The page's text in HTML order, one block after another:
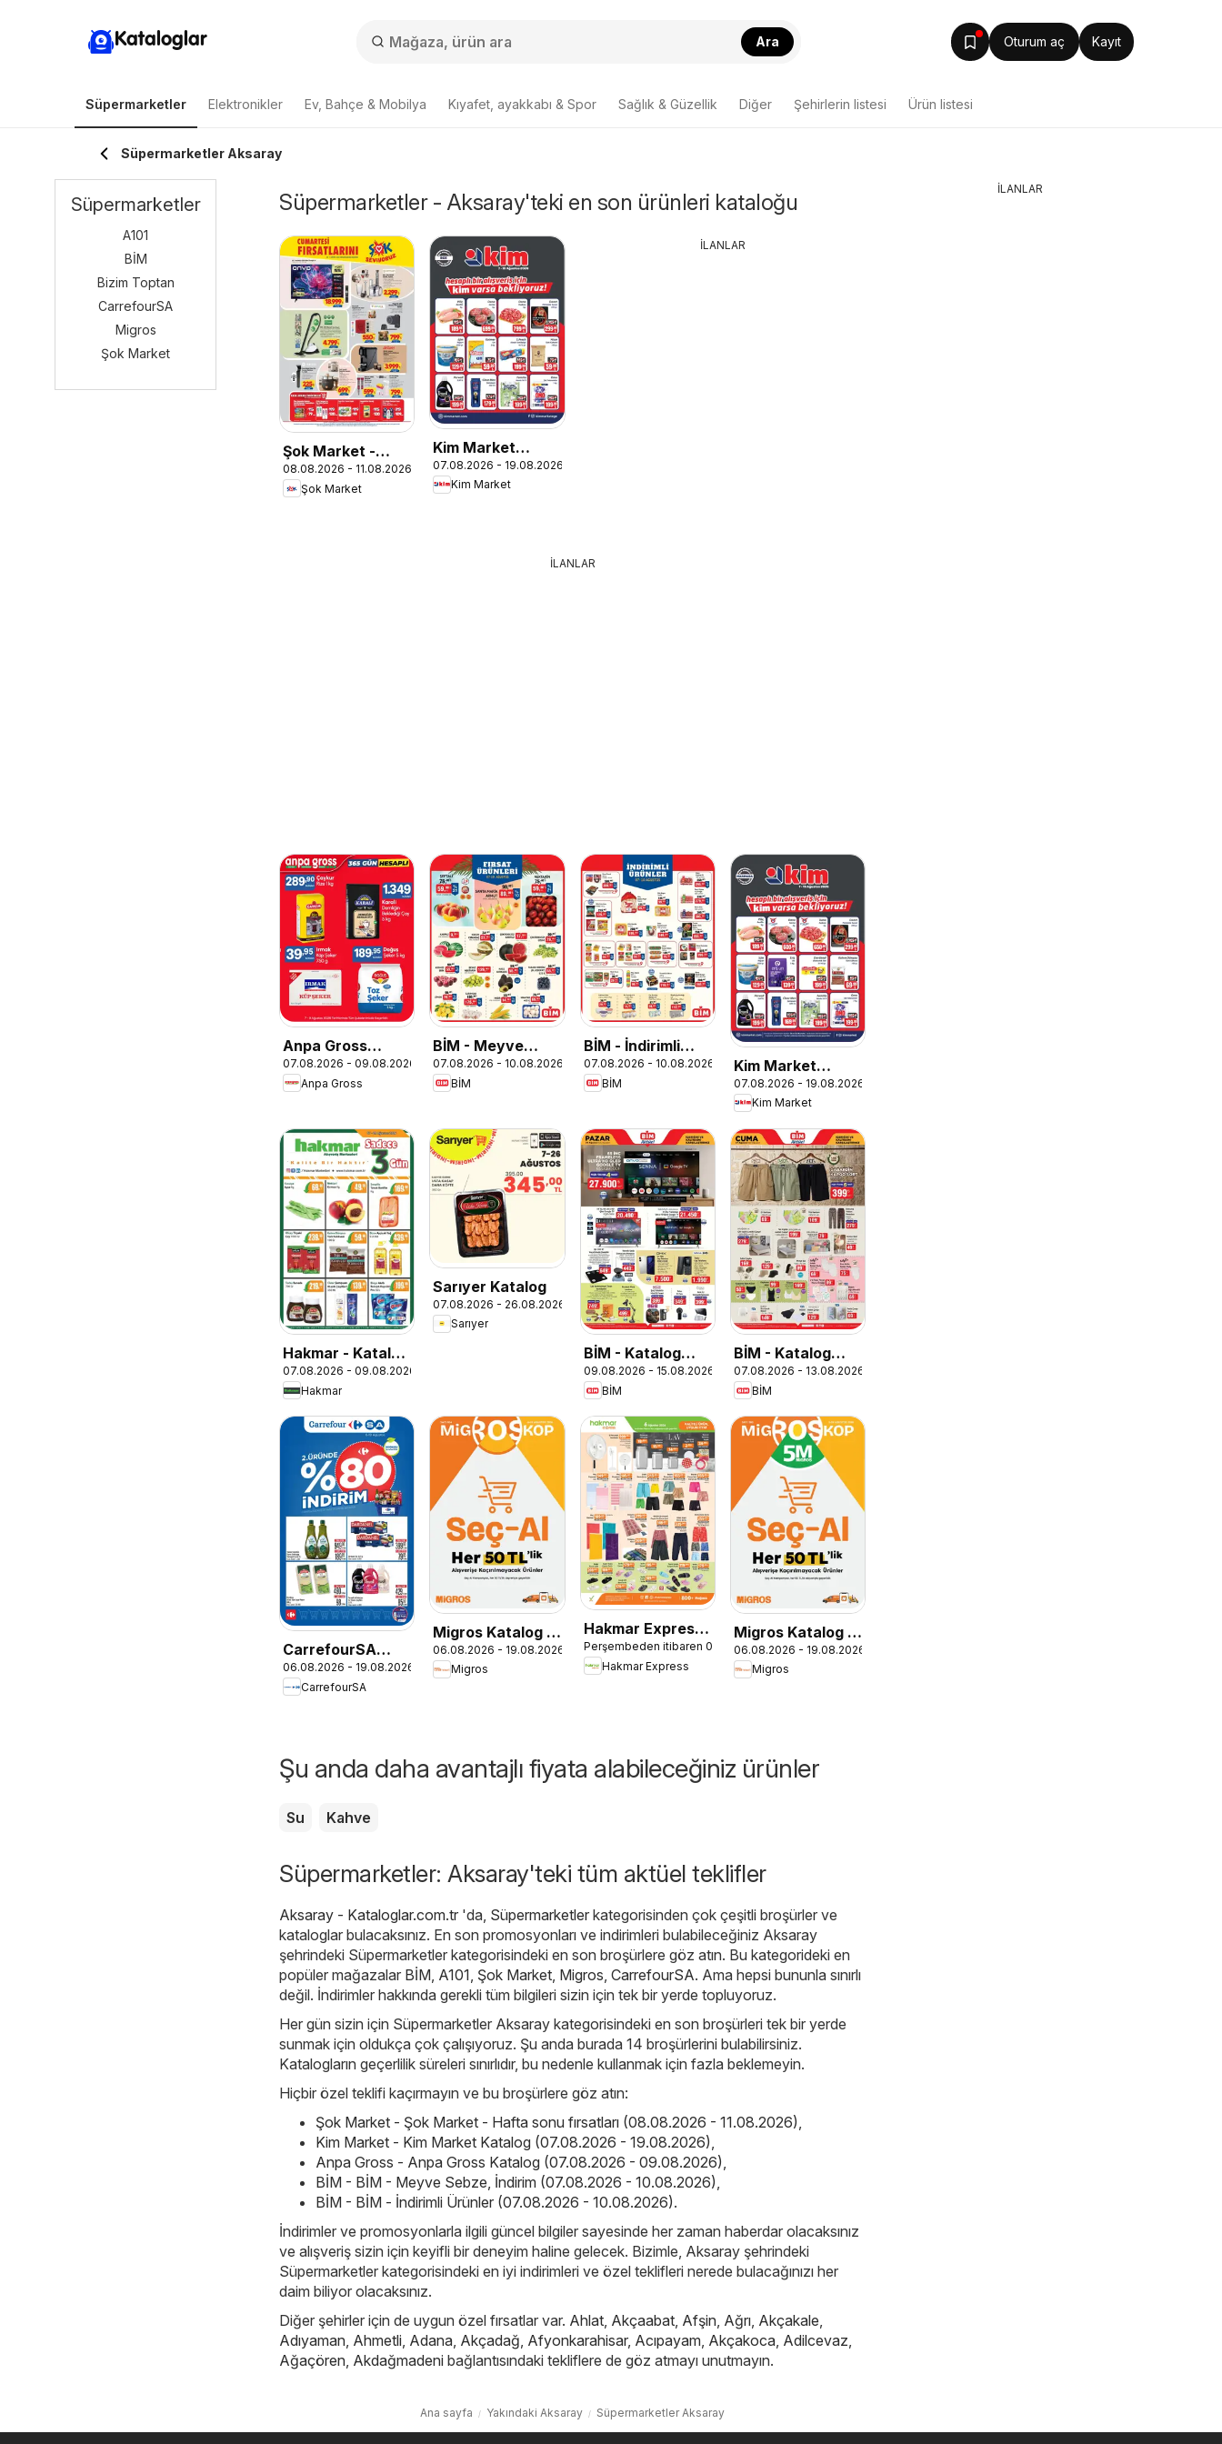
Kataloglar Ara Oturum aç Kayıt
Süpermarketler Elektronikler Ev, Bahçe & Mobilya Kıyafet, ayakkabı & Spor Sağlık & Güzellik Diğer Şehirlerin listesi Ürün listesi
Süpermarketler Aksaray
Süpermarketler - Aksaray'teki en son ürünleri kataloğu
Şok Market -
Hafta sonu
fırsatları
08.08.2026 - 11.08.2026
Şok Market
Kim Market
Katalog
07.08.2026 - 19.08.2026
Kim Market
İLANLAR
İLANLAR
Anpa Gross
Katalog
07.08.2026 - 09.08.2026
Anpa Gross
BİM - Meyve
Sebze, İndirim
07.08.2026 - 10.08.2026
BİM
BİM - İndirimli
Ürünler
07.08.2026 - 10.08.2026
BİM
Kim Market
Katalog -
Marmara Insert
07.08.2026 - 19.08.2026
Kim Market
Hakmar - Katalog
Sadece 3 Gün
07.08.2026 - 09.08.2026
Hakmar
Sarıyer Katalog
07.08.2026 - 26.08.2026
Sarıyer
BİM - Katalog
Pazar
09.08.2026 - 15.08.2026
BİM
BİM - Katalog
Cuma
07.08.2026 - 13.08.2026
BİM
CarrefourSA
Katalog
06.08.2026 - 19.08.2026
CarrefourSA
Migros Katalog -
Migroskop
06.08.2026 - 19.08.2026
Migros
Hakmar Express
- Perşembe
Aktüel Ürünler
Perşembeden itibaren 06.08.2026
Hakmar Express
Migros Katalog -
5M Migroskop
Dijital
06.08.2026 - 19.08.2026
Migros
Şu anda daha avantajlı fiyata alabileceğiniz ürünler
Su Kahve
Süpermarketler: Aksaray'teki tüm aktüel teklifler
Aksaray - Kataloglar.com.tr 'da, Süpermarketler kategorisinden çok çeşitli broşürler ve
kataloglar bulacaksınız. En son promosyonları ve indirimleri bulabileceğiniz Aksaray
şehrindeki Süpermarketler kategorisindeki en son broşürlere göz atın. Bu kategorideki en
popüler mağazalar BİM, A101, Şok Market, Migros, CarrefourSA. Ama hepsi bununla sınırlı
değil. İndirimler hakkında gerekli tüm bilgileri sizin için tek bir yerde topluyoruz.
Her gün sizin için Süpermarketler Aksaray kategorisindeki en son broşürleri tek bir yerde
sunmak için oldukça çok çalışıyoruz. Şu anda burada 14 broşürlerini bulabilirsiniz.
Katalogların geçerlilik süreleri sınırlıdır, bu nedenle kullanmak için fazla beklemeyin.
Hiçbir özel teklifi kaçırmayın ve bu broşürlere göz atın:
Şok Market - Şok Market - Hafta sonu fırsatları (08.08.2026 - 11.08.2026),
Kim Market - Kim Market Katalog (07.08.2026 - 19.08.2026),
Anpa Gross - Anpa Gross Katalog (07.08.2026 - 09.08.2026),
BİM - BİM - Meyve Sebze, İndirim (07.08.2026 - 10.08.2026),
BİM - BİM - İndirimli Ürünler (07.08.2026 - 10.08.2026).
İndirimler ve promosyonlarla ilgili güncel bilgiler sayesinde her zaman haberdar olacaksınız
ve alışveriş sizin için keyifli bir deneyim haline gelecek. Bizimle, Aksaray şehrindeki
Süpermarketler kategorisindeki en iyi indirimleri ve özel teklifleri nerede bulacağınızı her
daim biliyor olacaksınız.
Diğer şehirler için de uygun özel fırsatlar var. Ahlat, Akçaabat, Afşin, Ağrı, Akçakale,
Adıyaman, Ahmetli, Adana, Akçadağ, Afyonkarahisar, Acıpayam, Akçakoca, Adilcevaz,
Ağaçören, Akdağmadeni bağlantısındaki tekliflere de göz atmayı unutmayın.
Ana sayfa Yakındaki Aksaray Süpermarketler Aksaray
Süpermarketler
A101
BİM
Bizim Toptan
CarrefourSA
Migros
Şok Market
İLANLAR